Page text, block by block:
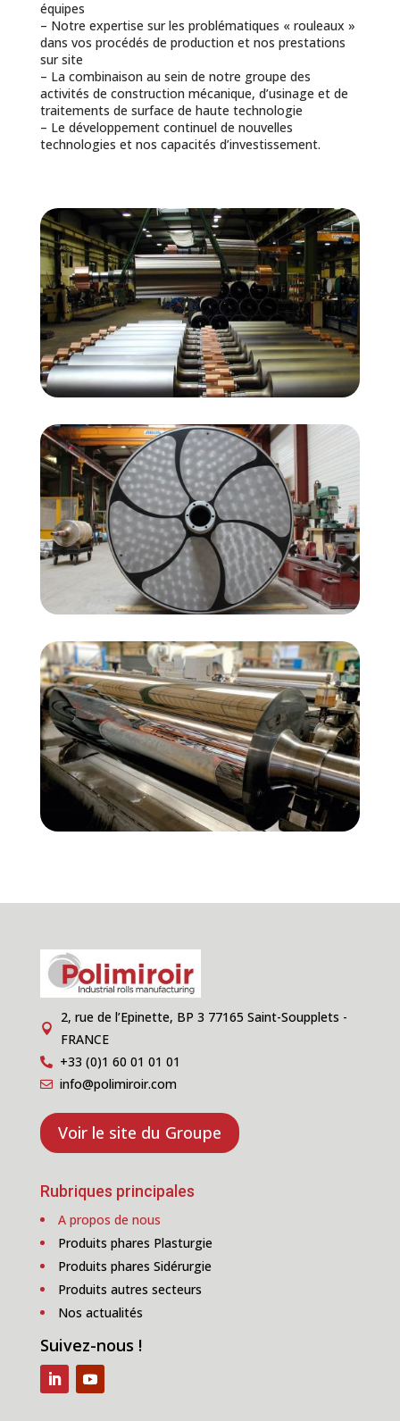
équipes
– Notre expertise sur les problématiques « rouleaux »
dans vos procédés de production et nos prestations
sur site
– La combinaison au sein de notre groupe des
activités de construction mécanique, d’usinage et de
traitements de surface de haute technologie
– Le développement continuel de nouvelles
technologies et nos capacités d’investissement.

2, rue de l’Epinette, BP 3 77165 Saint-Soupplets -
FRANCE
 +33 (0)1 60 01 01 01
 info@polimiroir.com
Voir le site du Groupe
Rubriques principales
A propos de nous
Produits phares Plasturgie
Produits phares Sidérurgie
Produits autres secteurs
Nos actualités
Suivez-nous !